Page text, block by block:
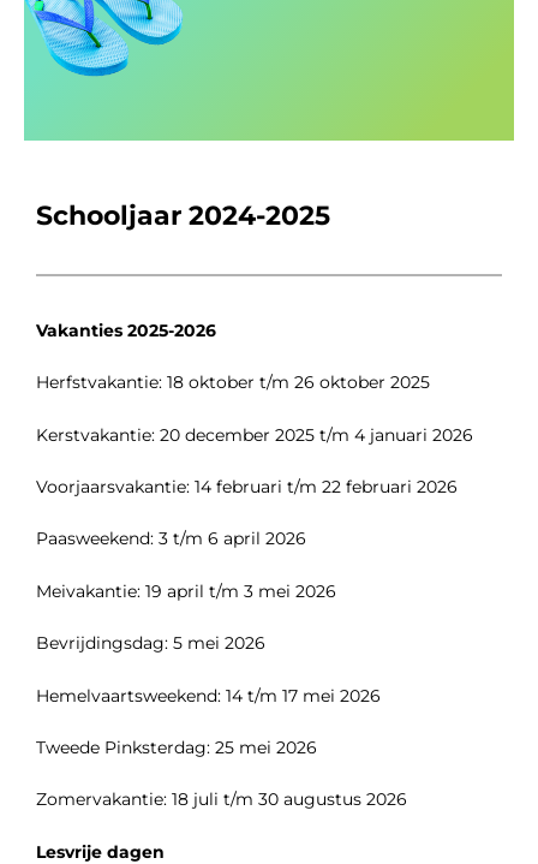
Schooljaar 2024-2025
Vakanties 2025-2026
Herfstvakantie: 18 oktober t/m 26 oktober 2025
Kerstvakantie: 20 december 2025 t/m 4 januari 2026
Voorjaarsvakantie: 14 februari t/m 22 februari 2026
Paasweekend: 3 t/m 6 april 2026
Meivakantie: 19 april t/m 3 mei 2026
Bevrijdingsdag: 5 mei 2026
Hemelvaartsweekend: 14 t/m 17 mei 2026
Tweede Pinksterdag: 25 mei 2026
Zomervakantie: 18 juli t/m 30 augustus 2026
Lesvrije dagen